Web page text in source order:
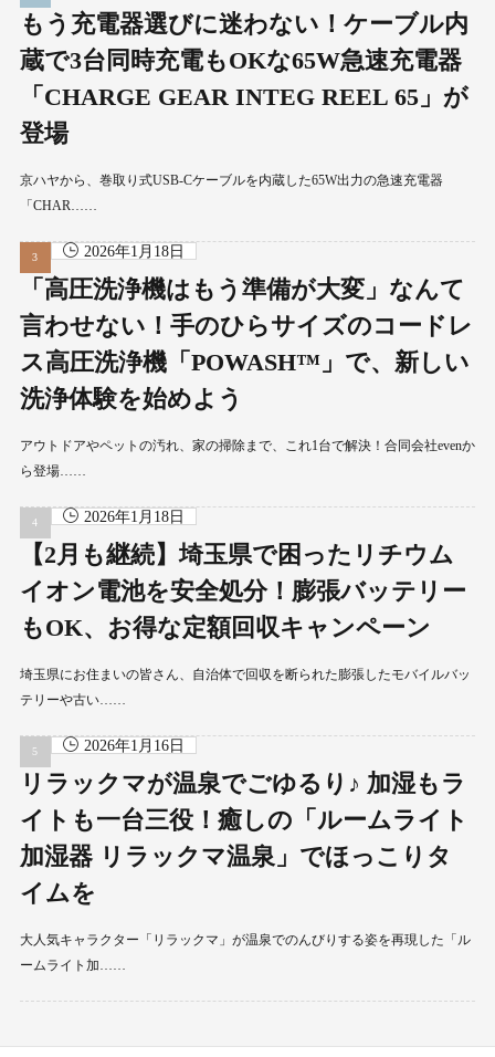
もう充電器選びに迷わない！ケーブル内
蔵で3台同時充電もOKな65W急速充電器
「CHARGE GEAR INTEG REEL 65」が
登場
京ハヤから、巻取り式USB-Cケーブルを内蔵した65W出力の急速充電器
「CHAR……
2026年1月18日
「高圧洗浄機はもう準備が大変」なんて
言わせない！手のひらサイズのコードレ
ス高圧洗浄機「POWASH™」で、新しい
洗浄体験を始めよう
アウトドアやペットの汚れ、家の掃除まで、これ1台で解決！合同会社evenか
ら登場……
2026年1月18日
【2月も継続】埼玉県で困ったリチウム
イオン電池を安全処分！膨張バッテリー
もOK、お得な定額回収キャンペーン
埼玉県にお住まいの皆さん、自治体で回収を断られた膨張したモバイルバッ
テリーや古い……
2026年1月16日
リラックマが温泉でごゆるり♪ 加湿もラ
イトも一台三役！癒しの「ルームライト
加湿器 リラックマ温泉」でほっこりタ
イムを
大人気キャラクター「リラックマ」が温泉でのんびりする姿を再現した「ル
ームライト加……